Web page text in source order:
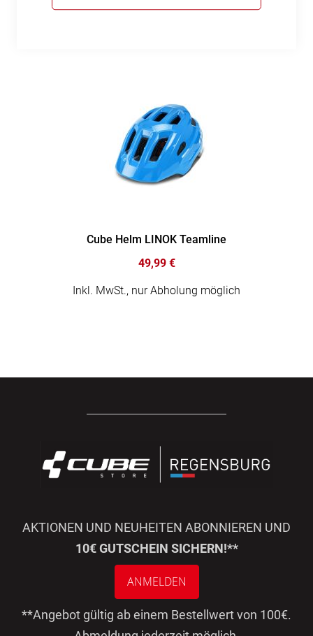
Cube Helm LINOK Teamline
49,99 €
Inkl. MwSt., nur Abholung möglich
AKTIONEN UND NEUHEITEN ABONNIEREN UND
10€ GUTSCHEIN SICHERN!**
ANMELDEN
**Angebot gültig ab einem Bestellwert von 100€.